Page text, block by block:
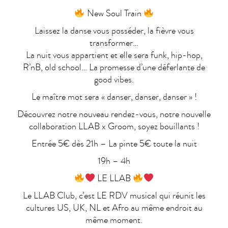
New Soul Train
Laissez la danse vous posséder, la fièvre vous
transformer…
La nuit vous appartient et elle sera funk, hip-hop,
R’nB, old school… La promesse d’une déferlante de
good vibes.
Le maître mot sera « danser, danser, danser » !
Découvrez notre nouveau rendez-vous, notre nouvelle
collaboration LLAB x Groom, soyez bouillants !
Entrée 5€ dès 21h – La pinte 5€ toute la nuit
19h – 4h
LE LLAB
Le LLAB Club, c’est LE RDV musical qui réunit les
cultures US, UK, NL et Afro au même endroit au
même moment.